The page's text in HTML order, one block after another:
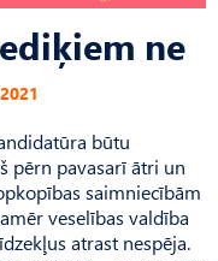
ne
būtu
pērn pavasarī ātri un
saimniecībām
veselības valdība
atrast nespēja.